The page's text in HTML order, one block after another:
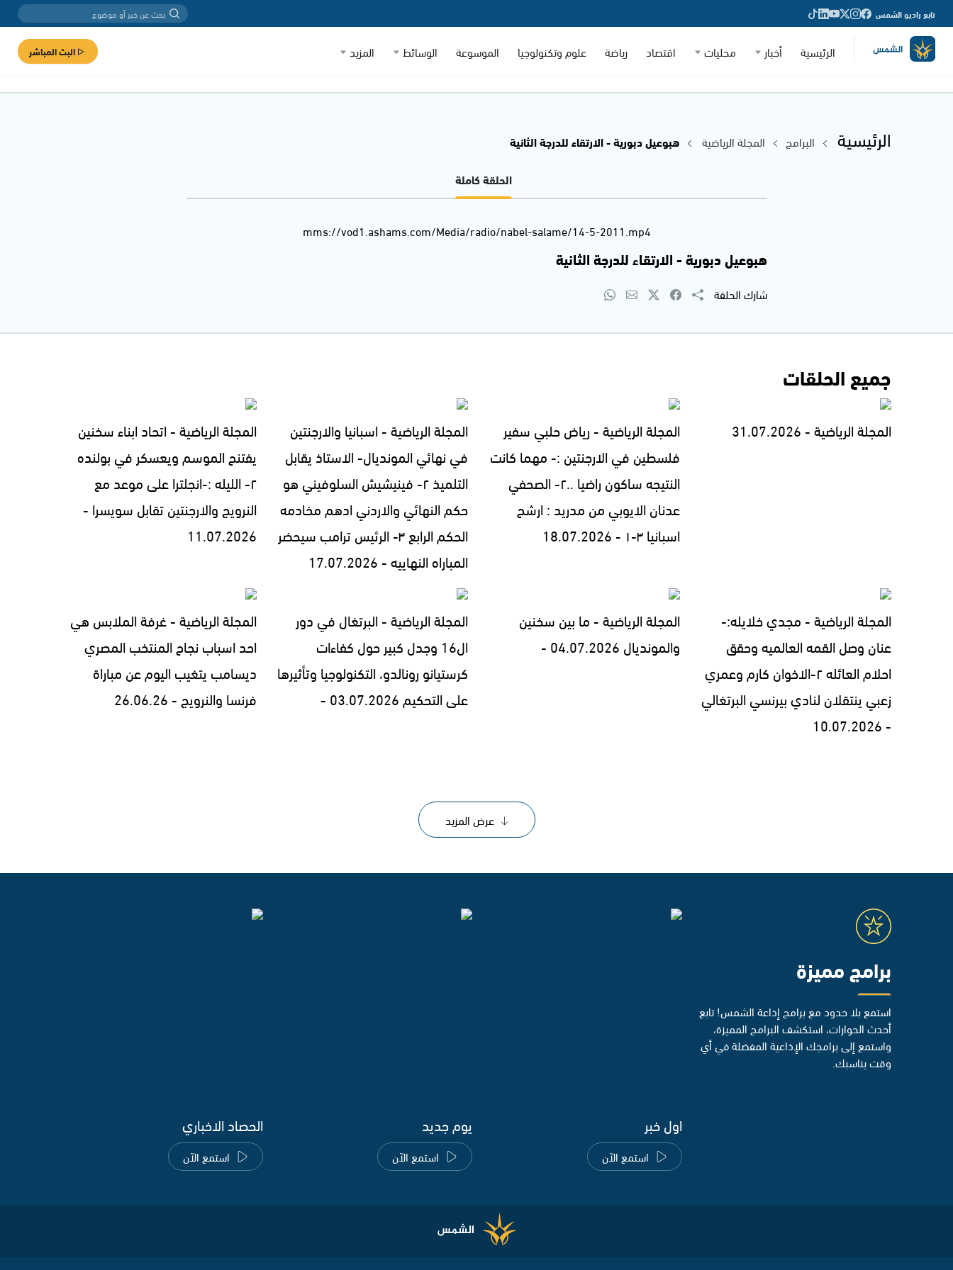
تابع راديو الشمس
الرئيسية أخبار محليات اقتصاد رياضة علوم وتكنولوجيا الموسوعة الوسائط المزيد البث المباشر
الرئيسية البرامج المجلة الرياضية
هبوعيل دبورية - الارتقاء للدرجة الثانية
الحلقة كاملة
mms://vod1.ashams.com/Media/radio/nabel-salame/14-5-2011.mp4
هبوعيل دبورية - الارتقاء للدرجة الثانية
شارك الحلقة
جميع الحلقات
المجلة الرياضية - 31.07.2026
المجلة الرياضية - رياض حلبي سفير
فلسطين في الارجنتين :- مهما كانت
النتيجه ساكون راضيا ..٢- الصحفي
عدنان الايوبي من مدريد : ارشح
اسبانيا ٣-١ - 18.07.2026
المجلة الرياضية - اسبانيا والارجنتين
في نهائي المونديال- الاستاذ يقابل
التلميذ ٢- فينيشيش السلوفيني هو
حكم النهائي والاردني ادهم مخادمه
الحكم الرابع ٣- الرئيس ترامب سيحضر
المباراه النهاييه - 17.07.2026
المجلة الرياضية - اتحاد ابناء سخنين
يفتنح الموسم ويعسكر في بولنده
٢- الليله :-انجلترا على موعد مع
النرويج والارجنتين تقابل سويسرا -
11.07.2026
المجلة الرياضية - مجدي خلايله:-
عنان وصل القمه العالميه وحقق
احلام العائله ٢-الاخوان كارم وعمري
زعبي ينتقلان لنادي بيرنسي البرتغالي
- 10.07.2026
المجلة الرياضية - ما بين سخنين
والمونديال 04.07.2026 -
المجلة الرياضية - البرتغال في دور
ال16 وجدل كبير حول كفاءات
كرستيانو رونالدو، التكنولوجيا وتأثيرها
على التحكيم 03.07.2026 -
المجلة الرياضية - غرفة الملابس هي
احد اسباب نجاح المنتخب المصري
ديسامب يتغيب اليوم عن مباراة
فرنسا والنرويج - 26.06.26
عرض المزيد
برامج مميزة
استمع بلا حدود مع برامج إذاعة الشمس! تابع
أحدث الحوارات، استكشف البرامج المميزة،
واستمع إلى برامجك الإذاعية المفضلة في أي
وقت يناسبك.
اول خبر
استمع الآن
يوم جديد
استمع الآن
الحصاد الاخباري
استمع الآن